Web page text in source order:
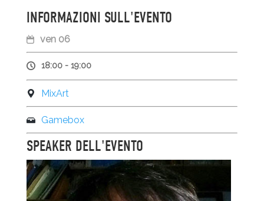
INFORMAZIONI SULL'EVENTO
ven 06
18:00 - 19:00
MixArt
Gamebox
SPEAKER DELL'EVENTO